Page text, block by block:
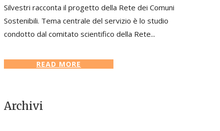
Silvestri racconta il progetto della Rete dei Comuni
Sostenibili. Tema centrale del servizio è lo studio
condotto dal comitato scientifico della Rete...
READ MORE
Archivi